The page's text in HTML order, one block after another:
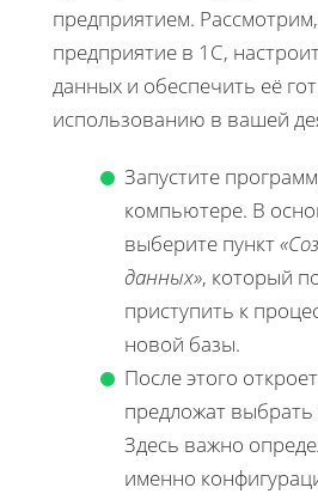
предприятием. Рассмотрим,
предприятие в 1С,
данных и обеспечить её
использованию в вашей
Запустите
компьютере. В
выберите пункт
данных», который
приступить к
новой базы.
После этого
предложат
Здесь важно
именно